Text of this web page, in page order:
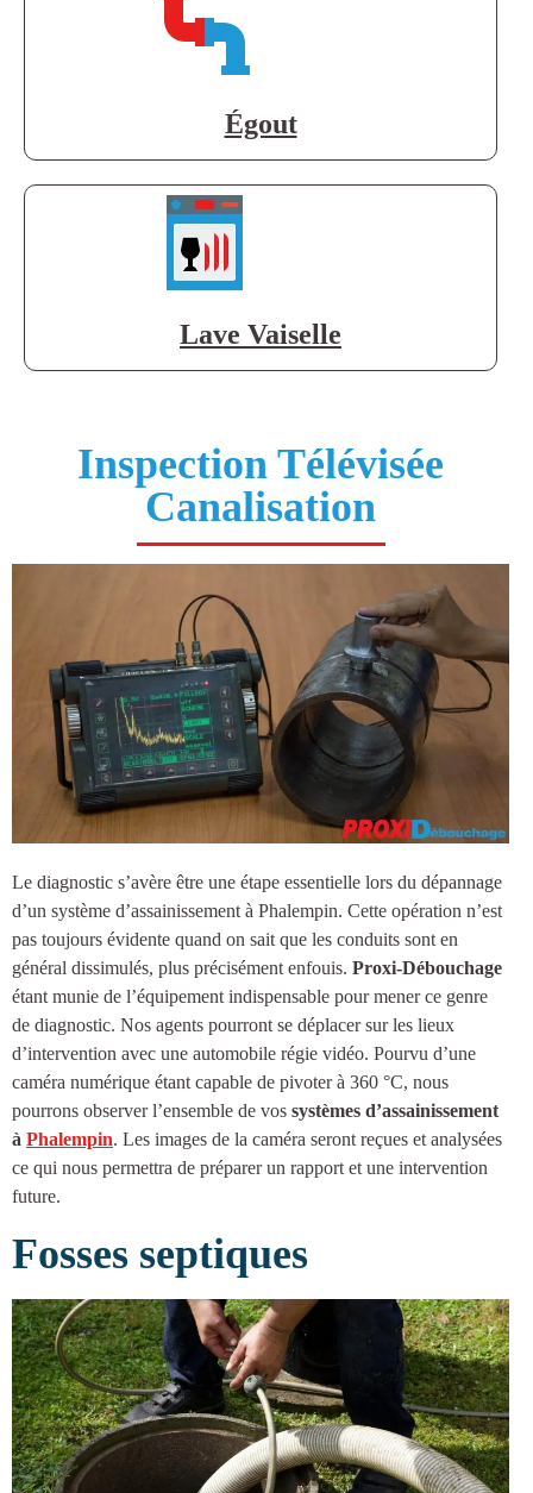
Égout
Lave Vaiselle
Inspection Télévisée
Canalisation
Le diagnostic s’avère être une étape essentielle lors du dépannage
d’un système d’assainissement à Phalempin. Cette opération n’est
pas toujours évidente quand on sait que les conduits sont en
général dissimulés, plus précisément enfouis. Proxi-Débouchage
étant munie de l’équipement indispensable pour mener ce genre
de diagnostic. Nos agents pourront se déplacer sur les lieux
d’intervention avec une automobile régie vidéo. Pourvu d’une
caméra numérique étant capable de pivoter à 360 °C, nous
pourrons observer l’ensemble de vos systèmes d’assainissement
à Phalempin. Les images de la caméra seront reçues et analysées
ce qui nous permettra de préparer un rapport et une intervention
future.
Fosses septiques